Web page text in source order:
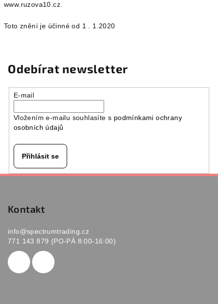
www.ruzova10.cz.
Toto znění je účinné od 1 . 1.2020
Odebírat newsletter
E-mail
Vložením e-mailu souhlasíte s podmínkami ochrany
osobních údajů
Přihlásit se
Kontakt
info@spectrumtrading.cz
771 143 879 (PO-PÁ 8:00-16:00)